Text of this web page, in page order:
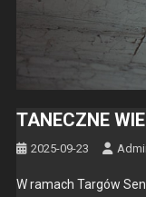
TANECZNE
2025-09-23
W ramach Targów